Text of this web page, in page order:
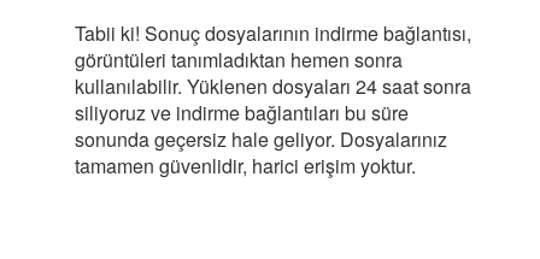
Tabii ki! Sonuç dosyalarının indirme bağlantısı,
görüntüleri tanımladıktan hemen sonra
kullanılabilir. Yüklenen dosyaları 24 saat sonra
siliyoruz ve indirme bağlantıları bu süre
sonunda geçersiz hale geliyor. Dosyalarınız
tamamen güvenlidir, harici erişim yoktur.